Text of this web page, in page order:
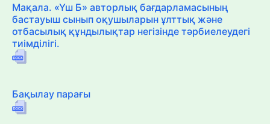
Мақала. «Үш Б» авторлық бағдарламасының
бастауыш сынып оқушыларын ұлттық және
отбасылық құндылықтар негізінде тәрбиелеудегі
тиімділігі.
Бақылау парағы